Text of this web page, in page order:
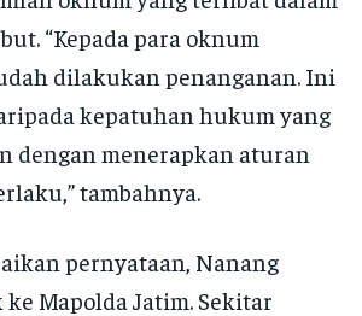
“Kepada para oknum
dilakukan penanganan. Ini
kepatuhan hukum yang
dengan menerapkan aturan
tambahnya.
pernyataan, Nanang
Mapolda Jatim. Sekitar